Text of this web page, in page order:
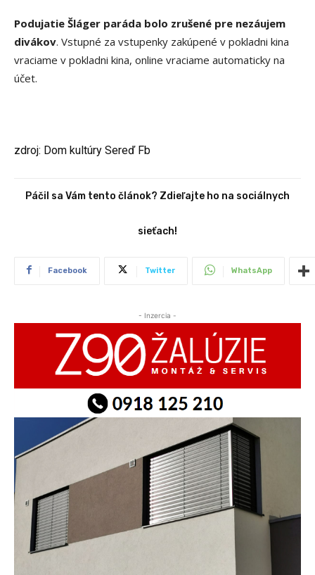
Podujatie Šláger paráda bolo zrušené pre nezáujem
divákov. Vstupné za vstupenky zakúpené v pokladni kina
vraciame v pokladni kina, online vraciame automaticky na
účet.
zdroj: Dom kultúry Sereď Fb
Páčil sa Vám tento článok? Zdieľajte ho na sociálnych
sieťach!
Facebook Twitter WhatsApp
- Inzercia -